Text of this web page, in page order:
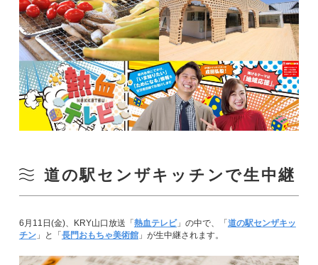
道の駅センザキッチンで生中継
6月11日(金)、KRY山口放送「熱血テレビ」の中で、「道の駅センザキッ
チン」と「長門おもちゃ美術館」が生中継されます。